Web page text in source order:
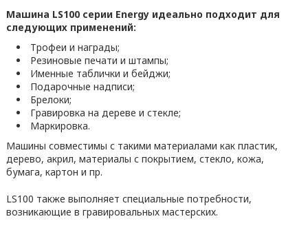
Машина LS100 серии Energy идеально подходит для
следующих применений:
Трофеи и награды;
Резиновые печати и штампы;
Именные таблички и бейджи;
Подарочные надписи;
Брелоки;
Гравировка на дереве и стекле;
Маркировка.
Машины совместимы с такими материалами как пластик,
дерево, акрил, материалы с покрытием, стекло, кожа,
бумага, картон и пр.
LS100 также выполняет специальные потребности,
возникающие в гравировальных мастерских.